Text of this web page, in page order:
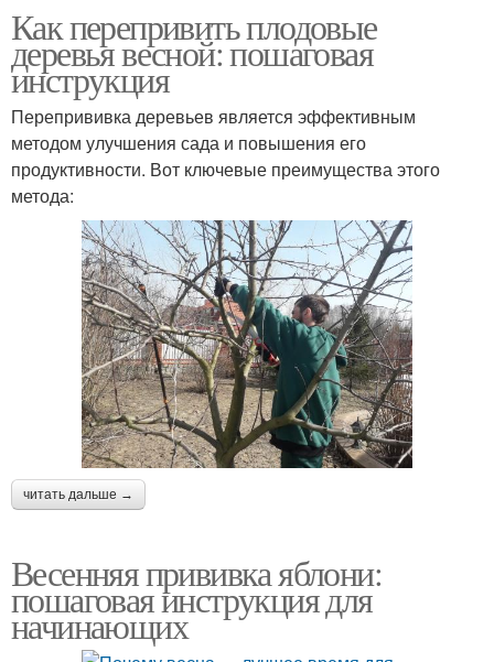
Как перепривить плодовые
деревья весной: пошаговая
инструкция
Перепрививка деревьев является эффективным
методом улучшения сада и повышения его
продуктивности. Вот ключевые преимущества этого
метода:
читать дальше →
Весенняя прививка яблони:
пошаговая инструкция для
начинающих